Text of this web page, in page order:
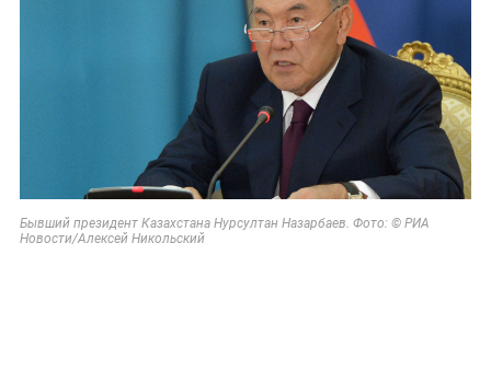
Бывший президент Казахстана Нурсултан Назарбаев. Фото: © РИА
Новости/Алексей Никольский